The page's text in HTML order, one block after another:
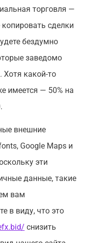
торговля —
сделки
бездумно
заведомо
какой-то
имеется — 50% на
внешние
Google Maps и
эти
данные, такие
вам
в виду, что это
снизить